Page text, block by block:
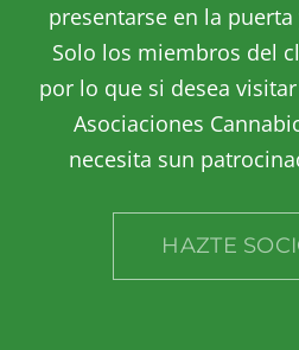
presentarse en la puerta
Solo los miembros del
por lo que si desea
Asociaciones
necesita sun
HAZTE